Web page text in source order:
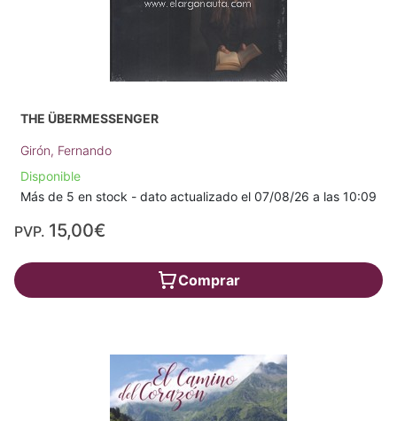
THE ÜBERMESSENGER
Girón, Fernando
Disponible
Más de 5 en stock - dato actualizado el 07/08/26 a las 10:09
PVP. 15,00€
Comprar